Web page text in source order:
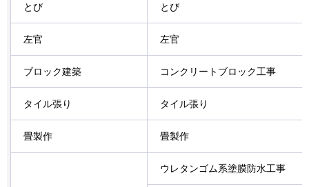
とび とび
左官 左官
ブロック建築 コンクリートブロック工事
タイル張り タイル張り
畳製作 畳製作
ウレタンゴム系塗膜防水工事